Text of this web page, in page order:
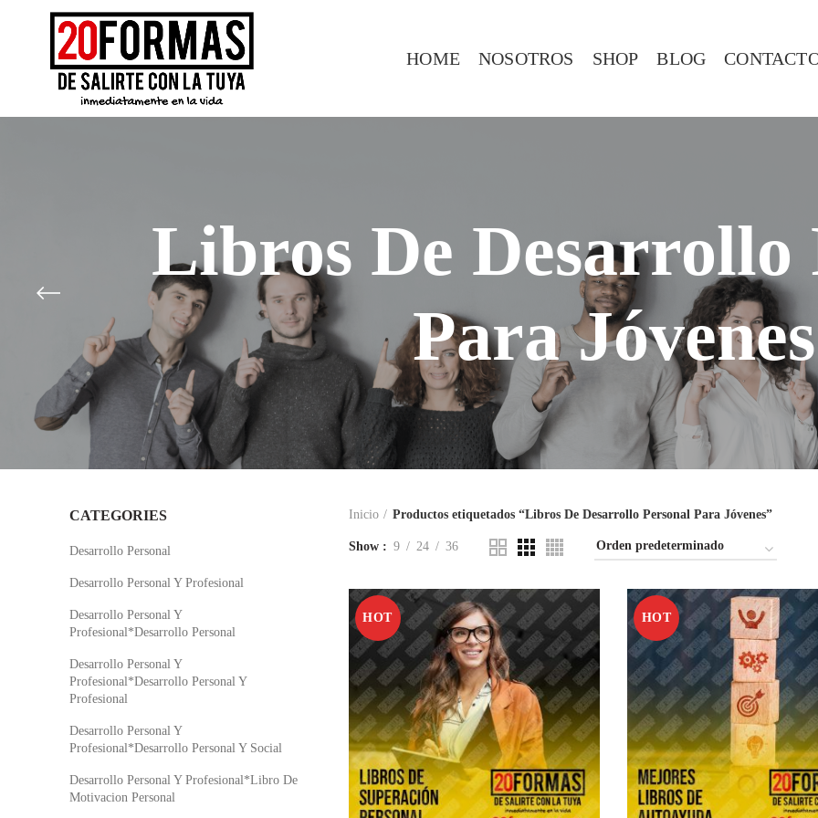
HOME NOSOTROS SHOP BLOG
Libros De Desarrollo
Para Jóvenes
Inicio Productos etiquetados “Libros De Desarrollo Personal Para Jóvenes”
Show 9 24 36
HOT HOT
CATEGORIES
Desarrollo Personal
Desarrollo Personal Y Profesional
Desarrollo Personal Y
Profesional*Desarrollo Personal
Desarrollo Personal Y
Profesional*Desarrollo Personal Y
Profesional
Desarrollo Personal Y
Profesional*Desarrollo Personal Y Social
Desarrollo Personal Y Profesional*Libro De
Motivacion Personal